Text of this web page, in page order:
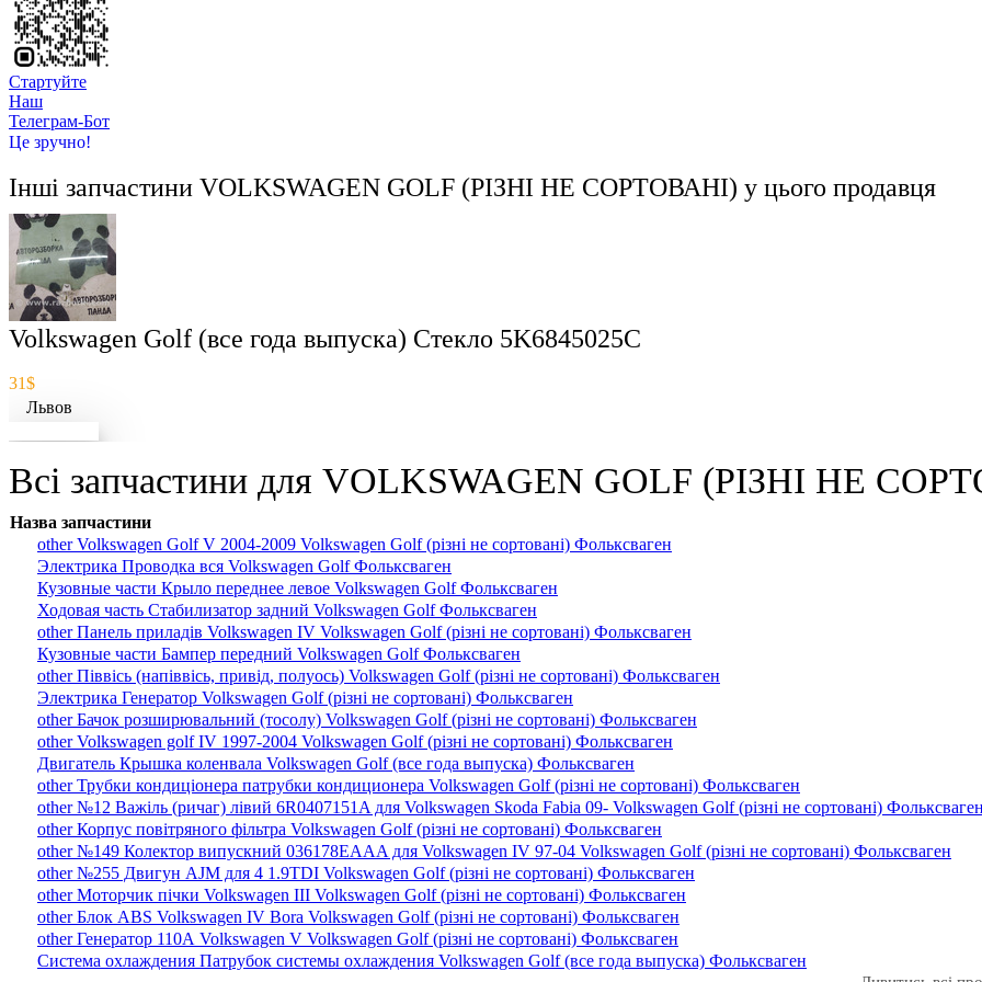
Стартуйте
Hаш
Телеграм-Бот
Це зручно!
Інші запчастини VOLKSWAGEN GOLF (РІЗНІ НЕ СОРТОВАНІ) у цього продавця
Volkswagen Golf (все года выпуска) Стекло 5K6845025C
31$
Львов
Всі запчастини для VOLKSWAGEN GOLF (РІЗНІ НЕ
Назва запчастини
other Volkswagen Golf V 2004-2009 Volkswagen Golf (різні не сортовані) Фольксваген
Электрика Проводка вся Volkswagen Golf Фольксваген
Кузовные части Крыло переднее левое Volkswagen Golf Фольксваген
Ходовая часть Стабилизатор задний Volkswagen Golf Фольксваген
other Панель приладів Volkswagen IV Volkswagen Golf (різні не сортовані) Фольксваген
Кузовные части Бампер передний Volkswagen Golf Фольксваген
other Піввісь (напіввісь, привід, полуось) Volkswagen Golf (різні не сортовані) Фольксваген
Электрика Генератор Volkswagen Golf (різні не сортовані) Фольксваген
other Бачок розширювальний (тосолу) Volkswagen Golf (різні не сортовані) Фольксваген
other Volkswagen golf IV 1997-2004 Volkswagen Golf (різні не сортовані) Фольксваген
Двигатель Крышка коленвала Volkswagen Golf (все года выпуска) Фольксваген
other Трубки кондиціонера патрубки кондиционера Volkswagen Golf (різні не сортовані) Фольксваген
other №12 Важіль (ричаг) лівий 6R0407151A для Volkswagen Skoda Fabia 09- Volkswagen Golf (різні не сортовані) Фольксваген
other Корпус повітряного фільтра Volkswagen Golf (різні не сортовані) Фольксваген
other №149 Колектор випускний 036178EAAA для Volkswagen IV 97-04 Volkswagen Golf (різні не сортовані) Фольксваген
other №255 Двигун AJM для 4 1.9TDI Volkswagen Golf (різні не сортовані) Фольксваген
other Моторчик пічки Volkswagen III Volkswagen Golf (різні не сортовані) Фольксваген
other Блок ABS Volkswagen IV Bora Volkswagen Golf (різні не сортовані) Фольксваген
other Генератор 110А Volkswagen V Volkswagen Golf (різні не сортовані) Фольксваген
Система охлаждения Патрубок системы охлаждения Volkswagen Golf (все года выпуска) Фольксваген